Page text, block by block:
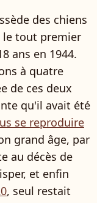
des chiens
le tout premier
ans en 1944.
à quatre
de ces deux
qu'il avait été
se reproduire
grand âge, par
au décès de
et enfin
, seul restait